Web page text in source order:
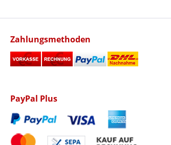
Zahlungsmethoden
PayPal Plus